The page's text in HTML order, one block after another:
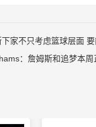
家不只考虑篮球层面
：詹姆斯和追梦本